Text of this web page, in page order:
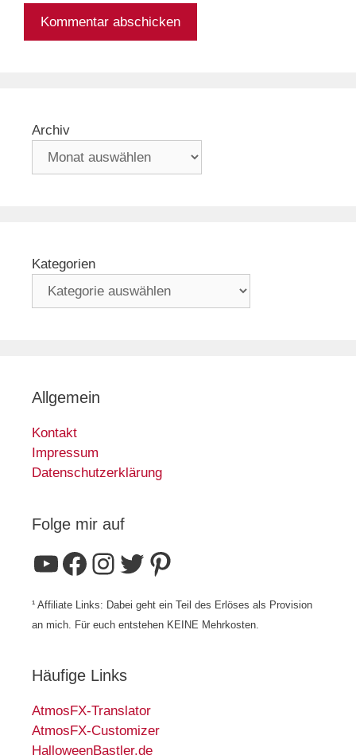
Archiv
Kategorien
Allgemein
Kontakt
Impressum
Datenschutzerklärung
Folge mir auf
YouTube
Facebook
Instagram
Twitter
Pinterest
¹ Affiliate Links: Dabei geht ein Teil des Erlöses als Provision
an mich. Für euch entstehen KEINE Mehrkosten.
Häufige Links
AtmosFX-Translator
AtmosFX-Customizer
HalloweenBastler.de